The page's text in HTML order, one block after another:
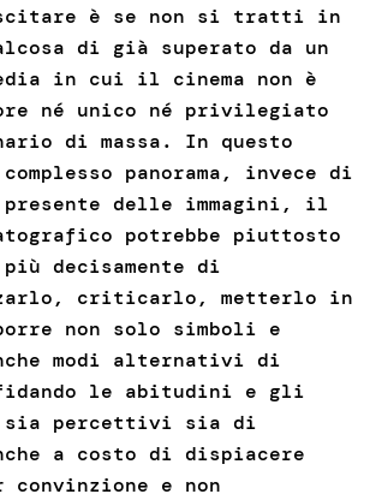
è se non si tratti in
di già superato da un
in cui il cinema non è
né unico né privilegiato
di massa. In questo
panorama, invece di
delle immagini, il
potrebbe piuttosto
decisamente di
criticarlo, metterlo in
non solo simboli e
modi alternativi di
le abitudini e gli
sia percettivi sia di
a costo di dispiacere
convinzione e non